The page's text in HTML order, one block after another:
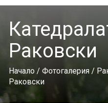
Раковски
Начало/ Фотогалерия/
Раковски